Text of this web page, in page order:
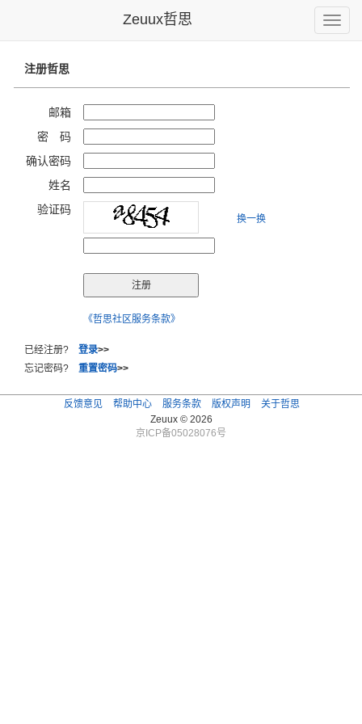
Toggle
Zeuux哲思
注册哲思
邮箱
密 码
确认密码
姓名
验证码
换一换
《哲思社区服务条款》
已经注册? 登录>>
忘记密码? 重置密码>>
反馈意见 帮助中心 服务条款 版权声明
关于哲思
Zeuux © 2026
京ICP备05028076号